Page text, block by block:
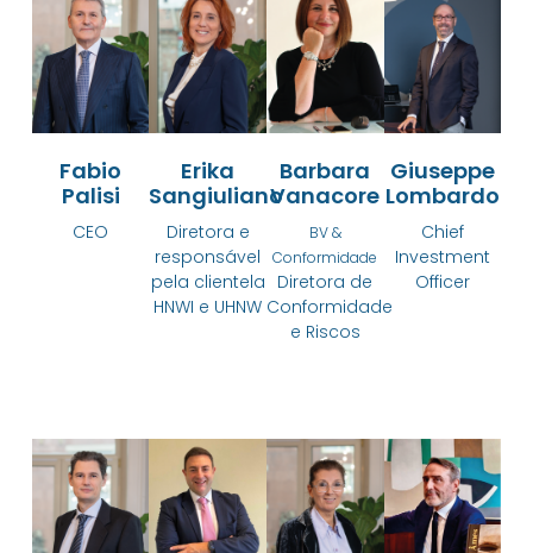
Fabio
Palisi
CEO
Erika
Sangiuliano
Diretora e
responsável
pela clientela
HNWI e UHNW
Barbara
Vanacore
BV &
Conformidade
Diretora de
Conformidade
e Riscos
Giuseppe
Lombardo
Chief
Investment
Officer